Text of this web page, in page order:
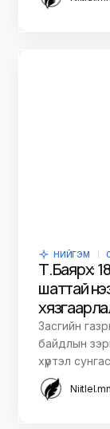
НИЙГЭМ
Т.Баярхүү:
шаттай
Засгийн
байдлын
хүртэл
Niitlel.mn